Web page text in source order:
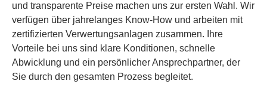
und transparente Preise machen uns zur ersten Wahl. Wir
verfügen über jahrelanges Know-How und arbeiten mit
zertifizierten Verwertungsanlagen zusammen. Ihre
Vorteile bei uns sind klare Konditionen, schnelle
Abwicklung und ein persönlicher Ansprechpartner, der
Sie durch den gesamten Prozess begleitet.